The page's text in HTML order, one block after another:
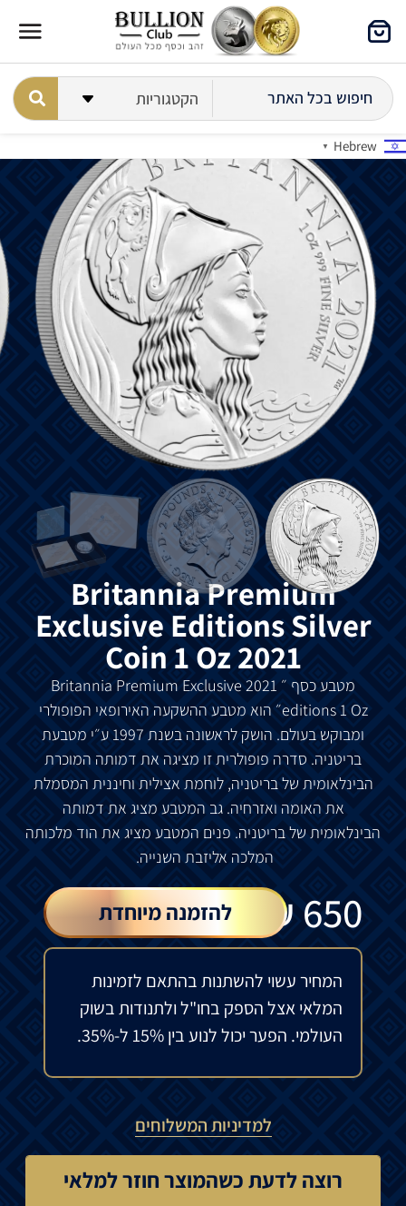
Hebrew
▼
‏Britannia Premium
Exclusive Editions Silver
Coin 1 Oz 2021
מטבעכסף ״
2021 Britannia Premium Exclusive
editions 1 Oz״ הוא מטבע ההשקעה האירופאי הפופולרי
ומבוקש בעולם. הושק לראשונה בשנת ע״י מטבעת
בריטניה. סדרה פופולריתזו מציגה את דמותה המוכרת
הבינלאומית שלבריטניה,לוחמת אצילית וחיננית המסמלת
את האומה ואזרחיה.גב המטבע מציג את דמותה
הבינלאומית שלבריטניה. פנים המטבע מציג את הוד מלכותה
המלכה אליזבת השנייה.
650
₪ להזמנה מיוחדת
המחיר עשוי להשתנות בהתאם לזמינות
המלאי אצל הספק בחו"ל ולתנודות בשוק
העולמי. הפער יכול לנוע בין 15% ל-35%.
למדיניות המשלוחים
רוצה לדעת כשהמוצר חוזר למלאי